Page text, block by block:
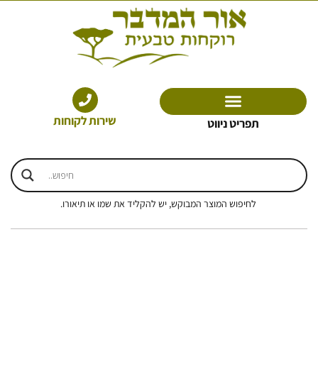
תפריט ניווט שירות לקוחות
לחיפוש המוצר המבוקש, יש להקליד את שמו או תיאורו.